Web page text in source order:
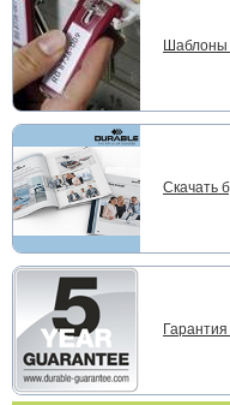
Шаблоны
Скачать